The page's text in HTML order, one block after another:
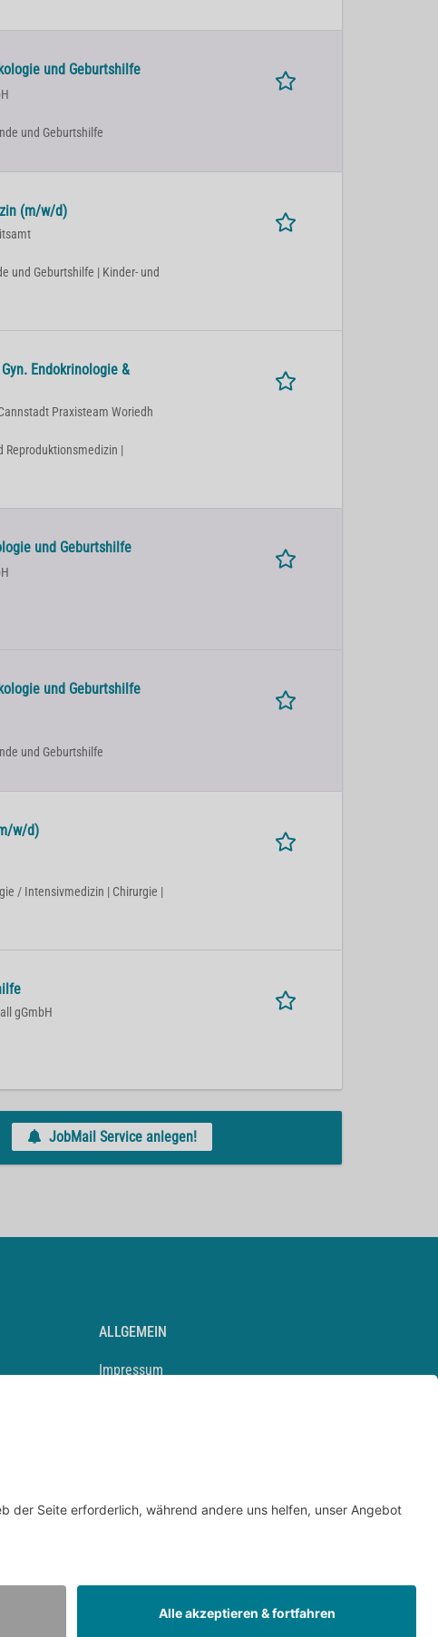
und Geburtshilfe
und Geburtshilfe
(m/w/d)
und Geburtshilfe | Kinder- und
Endokrinologie &
Praxisteam Woriedh
Reproduktionsmedizin |
und Geburtshilfe
und Geburtshilfe
und Geburtshilfe
w/d)
/ Intensivmedizin | Chirurgie |
gGmbH
JobMail Service anlegen!
ALLGEMEIN
Impressum